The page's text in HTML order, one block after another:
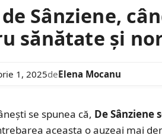
Sânziene,
sănătate și
1, 2025deElena Mocanu
se spunea că, De Sânziene
aceasta o auzeai mai